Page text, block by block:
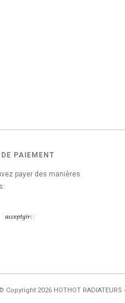
PAIEMENT
payer des manières
Copyright 2026 HOTHOT